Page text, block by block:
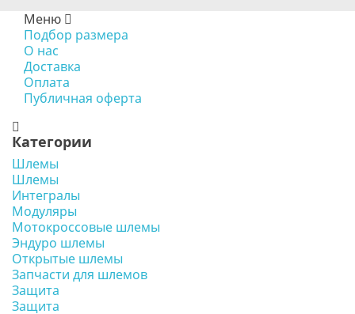
Меню
Подбор размера
О нас
Доставка
Оплата
Публичная оферта
Категории
Шлемы
Шлемы
Интегралы
Модуляры
Мотокроссовые шлемы
Эндуро шлемы
Открытые шлемы
Запчасти для шлемов
Защита
Защита